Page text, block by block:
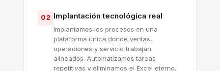
02 Implantación tecnológica real
Implantamos los procesos en una
plataforma única donde ventas,
operaciones y servicio trabajan
alineados. Automatizamos tareas
repetitivas y eliminamos el Excel eterno.